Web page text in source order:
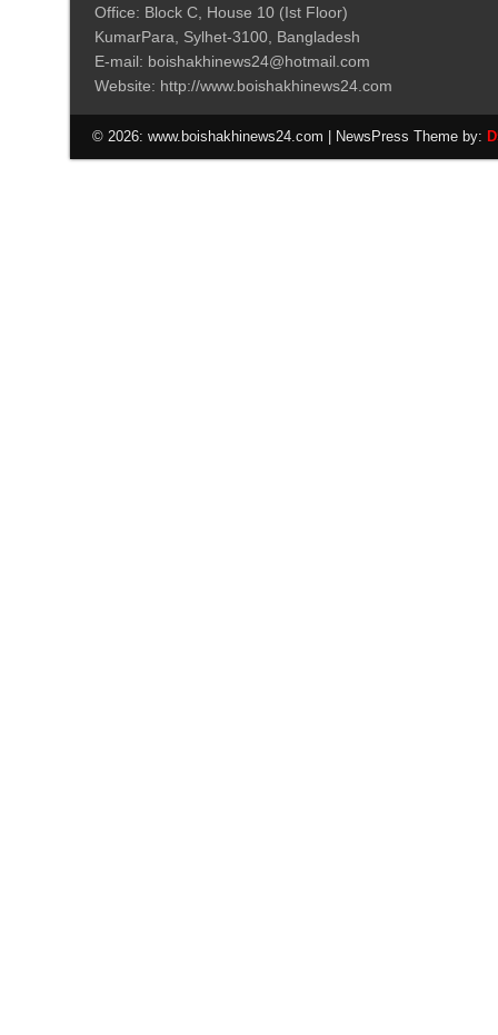
Office: Block C, House 10 (Ist Floor)
KumarPara, Sylhet-3100, Bangladesh
E-mail: boishakhinews24@hotmail.com
Website: http://www.boishakhinews24.com
© 2026: www.boishakhinews24.com | NewsPress Theme by: